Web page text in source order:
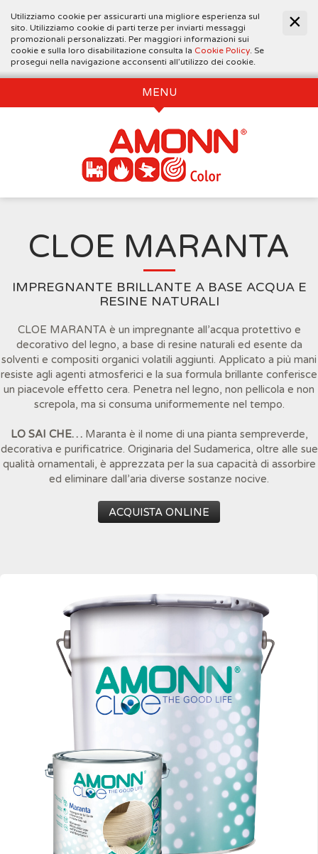
Utilizziamo cookie per assicurarti una migliore esperienza sul
sito. Utilizziamo cookie di parti terze per inviarti messaggi
promozionali personalizzati. Per maggiori informazioni sui
cookie e sulla loro disabilitazione consulta la Cookie Policy. Se
prosegui nella navigazione acconsenti all’utilizzo dei cookie.
MENU
CLOE MARANTA
IMPREGNANTE BRILLANTE A BASE ACQUA E
RESINE NATURALI
CLOE MARANTA è un impregnante all’acqua protettivo e
decorativo del legno, a base di resine naturali ed esente da
solventi e compositi organici volatili aggiunti. Applicato a più mani
resiste agli agenti atmosferici e la sua formula brillante conferisce
un piacevole effetto cera. Penetra nel legno, non pellicola e non
screpola, ma si consuma uniformemente nel tempo.
LO SAI CHE…Maranta è il nome di una pianta sempreverde,
decorativa e purificatrice. Originaria del Sudamerica, oltre alle sue
qualità ornamentali, è apprezzata per la sua capacità di assorbire
ed eliminare dall’aria diverse sostanze nocive.
ACQUISTA ONLINE